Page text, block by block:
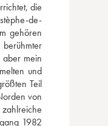
die
de-
gehören
mein
und
Teil
von
1982